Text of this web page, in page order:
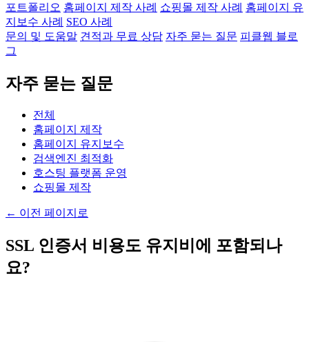
포트폴리오 홈페이지 제작 사례 쇼핑몰 제작 사례 홈페이지 유
지보수 사례 SEO 사례
문의 및 도움말 견적과 무료 상담 자주 묻는 질문 피클웹 블로
그
자주 묻는 질문
전체
홈페이지 제작
홈페이지 유지보수
검색엔진 최적화
호스팅 플랫폼 운영
쇼핑몰 제작
← 이전 페이지로
SSL 인증서 비용도 유지비에 포함되나
요?